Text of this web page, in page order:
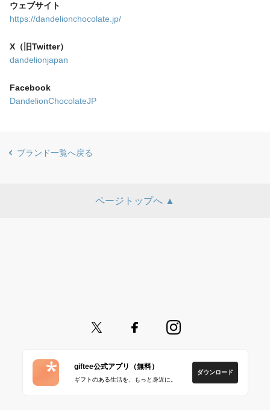
ウェブサイト
https://dandelionchocolate.jp/
X（旧Twitter）
dandelionjapan
Facebook
DandelionChocolateJP
ブランド一覧へ戻る
ページトップへ ▲
giftee公式アプリ（無料）
ギフトのある生活を、もっと身近に。
ダウンロード